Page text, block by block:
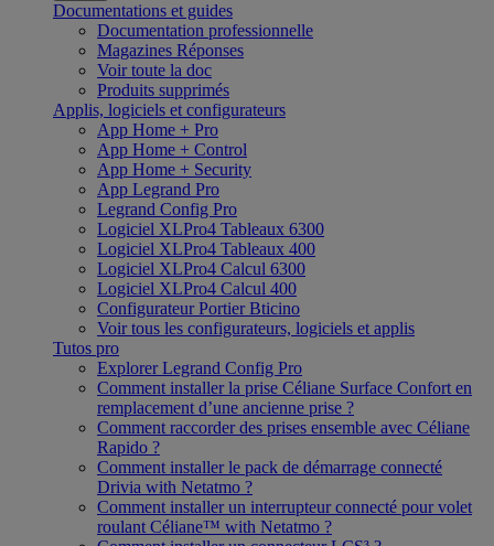
Documentations et guides
Documentation professionnelle
Magazines Réponses
Voir toute la doc
Produits supprimés
Applis, logiciels et configurateurs
App Home + Pro
App Home + Control
App Home + Security
App Legrand Pro
Legrand Config Pro
Logiciel XLPro4 Tableaux 6300
Logiciel XLPro4 Tableaux 400
Logiciel XLPro4 Calcul 6300
Logiciel XLPro4 Calcul 400
Configurateur Portier Bticino
Voir tous les configurateurs, logiciels et applis
Tutos pro
Explorer Legrand Config Pro
Comment installer la prise Céliane Surface Confort en
remplacement d’une ancienne prise ?
Comment raccorder des prises ensemble avec Céliane
Rapido ?
Comment installer le pack de démarrage connecté
Drivia with Netatmo ?
Comment installer un interrupteur connecté pour volet
roulant Céliane™ with Netatmo ?